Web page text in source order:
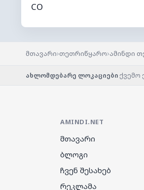
CO
მთავარი›თეთრიწყარო›ამინდი
ახლომდებარე ლოკაციები ქვემო
AMINDI.NET
მთავარი
ბლოგი
ჩვენ შესახებ
რეკლამა